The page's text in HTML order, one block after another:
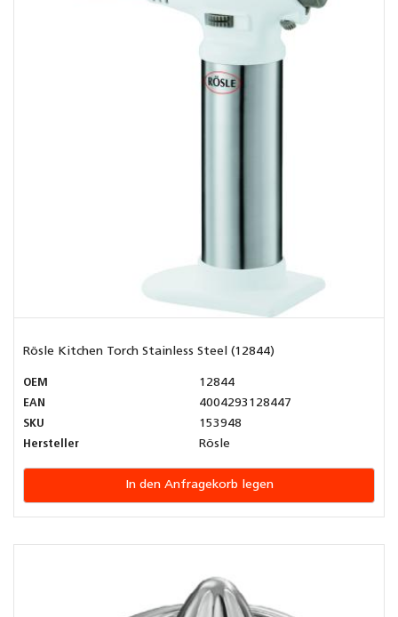
Rösle Kitchen Torch Stainless Steel (12844)
OEM
12844
EAN
4004293128447
SKU
153948
Hersteller
Rösle
In den Anfragekorb legen